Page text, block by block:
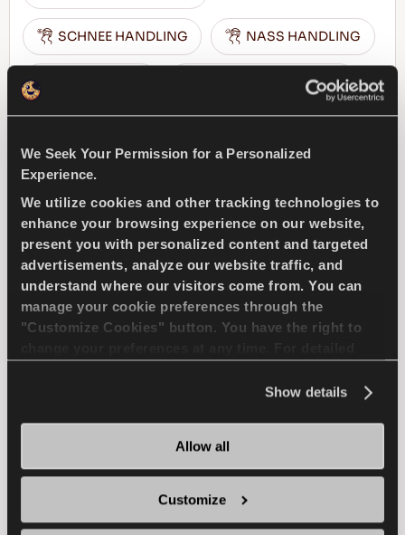
We Seek Your Permission for a Personalized
Experience.
We utilize cookies and other tracking technologies to
enhance your browsing experience on our website,
present you with personalized content and targeted
advertisements, analyze our website traffic, and
understand where our visitors come from. You can
manage your cookie preferences through the
"Customize Cookies" button. You have the right to
Show details
Allow all
Customize
SCHNEE HANDLING NASS HANDLING
TROCKEN HANDLING
HÄNDLER FINDEN MEHR ERFAHREN
Maxiways 100S
Bringen Sie Ihr Unternehmen voran -
NASS HANDLING
LENKACHSE VERWENDUNG